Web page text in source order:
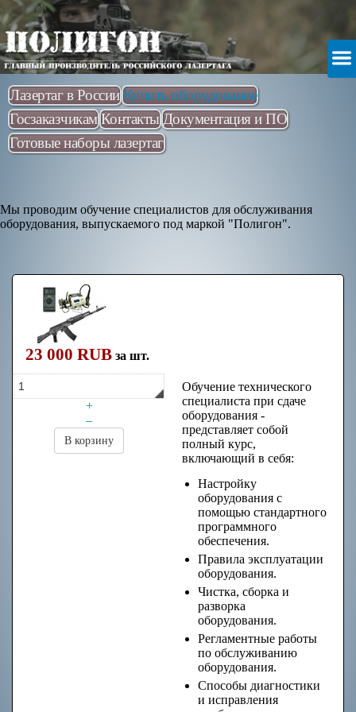
Лазертаг в России Купить оборудование
Госзаказчикам Контакты Документация и ПО
Готовые наборы лазертаг
Мы проводим обучение специалистов для обслуживания
оборудования, выпускаемого под маркой "Полигон".
23 000 RUB за шт.
+
–
В корзину
Обучение технического
специалиста при сдаче
оборудования -
представляет собой
полный курс,
включающий в себя:
Настройку
оборудования с
помощью стандартного
программного
обеспечения.
Правила эксплуатации
оборудования.
Чистка, сборка и
разворка
оборудования.
Регламентные работы
по обслуживанию
оборудования.
Способы диагностики
и исправления